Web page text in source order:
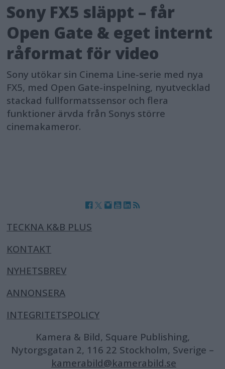
Sony FX5 släppt – får
Open Gate & eget internt
råformat för video
Sony utökar sin Cinema Line-serie med nya
FX5, med Open Gate-inspelning, nyutvecklad
stackad fullformatssensor och flera
funktioner ärvda från Sonys större
cinemakameror.
TECKNA K&B PLUS
KONTAKT
NYHETSBREV
ANNONSERA
INTEGRITETSPOLICY
Kamera & Bild, Square Publishing,
Nytorgsgatan 2, 116 22 Stockholm, Sverige –
kamerabild@kamerabild.se